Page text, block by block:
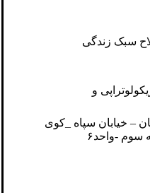
سبک زندگی
و
– خیابان سپاه _کوی
سوم -واحد۶